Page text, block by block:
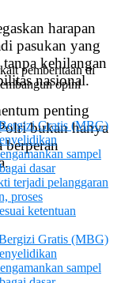
harapan
pasukan yang
kehilangan
nasional.
penting
bukan hanya
berperan
pemberitaan di
opini